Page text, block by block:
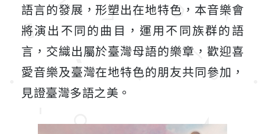
語言的發展，形塑出在地特色，本音樂會
將演出不同的曲目，運用不同族群的語
言，交織出屬於臺灣母語的樂章，歡迎喜
愛音樂及臺灣在地特色的朋友共同參加，
見證臺灣多語之美。